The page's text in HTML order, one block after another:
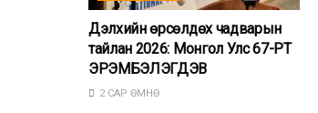
Дэлхийн өрсөлдөх чадварын
тайлан 2026: Монгол Улс 67-РТ
ЭРЭМБЭЛЭГДЭВ
2 САР ӨМНӨ